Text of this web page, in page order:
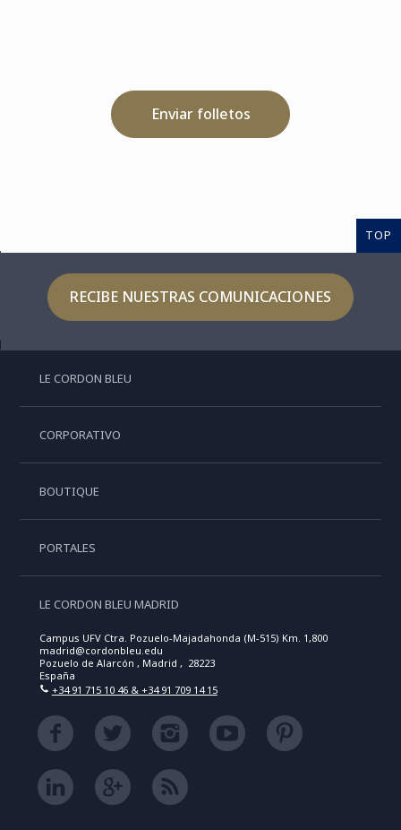
Enviar folletos
TOP
RECIBE NUESTRAS COMUNICACIONES
LE CORDON BLEU
CORPORATIVO
BOUTIQUE
PORTALES
LE CORDON BLEU MADRID
Campus UFV Ctra. Pozuelo-Majadahonda (M-515) Km. 1,800
madrid@cordonbleu.edu
Pozuelo de Alarcón , Madrid , 28223
España
+34 91 715 10 46 & +34 91 709 14 15